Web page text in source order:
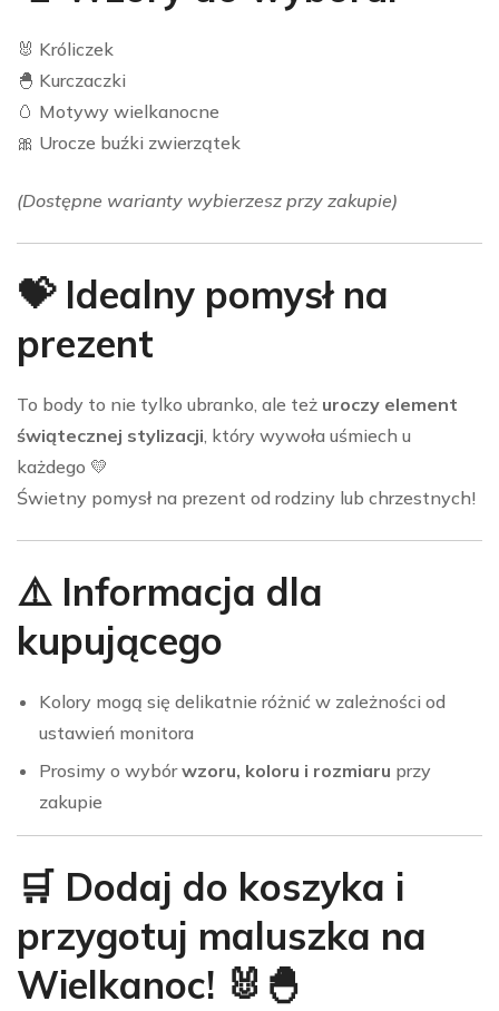
🐰 Króliczek
🐣 Kurczaczki
🥚 Motywy wielkanocne
🎀 Urocze buźki zwierzątek
(Dostępne warianty wybierzesz przy zakupie)
💝 Idealny pomysł na
prezent
To body to nie tylko ubranko, ale też uroczy element
świątecznej stylizacji, który wywoła uśmiech u
każdego 💛
Świetny pomysł na prezent od rodziny lub chrzestnych!
⚠️ Informacja dla
kupującego
Kolory mogą się delikatnie różnić w zależności od
ustawień monitora
Prosimy o wybórwzoru, koloru i rozmiaru przy
zakupie
🛒 Dodaj do koszyka i
przygotuj maluszka na
Wielkanoc! 🐰🐣